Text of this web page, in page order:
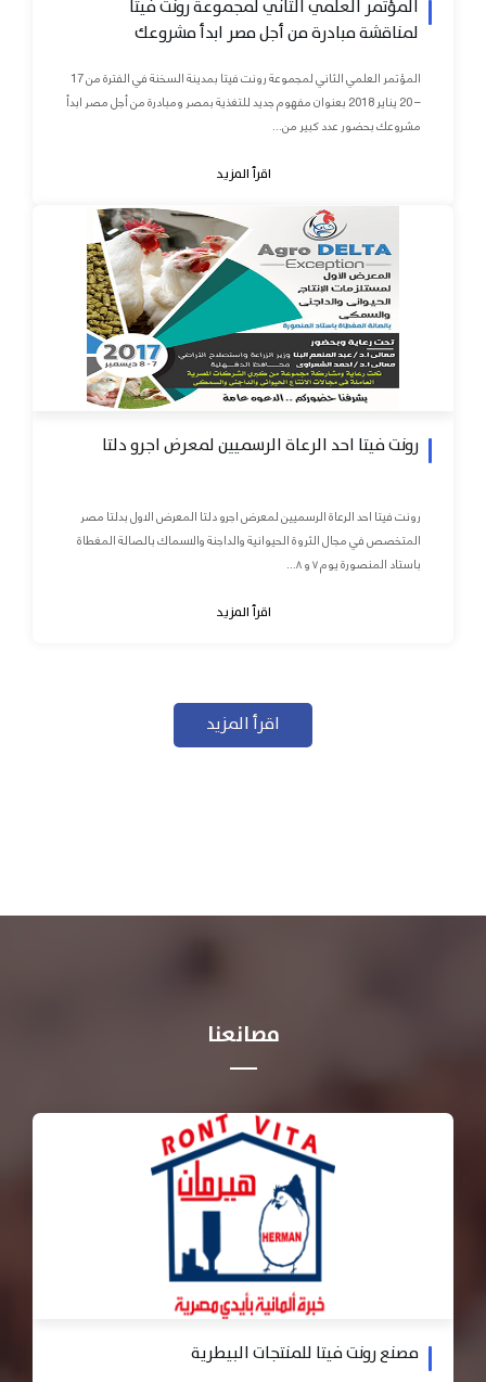
المؤتمر العلمي الثاني لمجموعة رونت فيتا
لمناقشة مبادرة من أجل مصر ابدأ مشروعك
المؤتمر العلمي الثاني لمجموعة رونت فيتا بمدينة السخنة في الفترة من 17
– 20 يناير 2018 بعنوان مفهوم جديد للتغذية بمصر ومبادرة من أجل مصر ابدأ
مشروعك بحضور عدد كبير من...
اقرأ المزيد
رونت فيتا احد الرعاة الرسميين لمعرض اجرو دلتا
رونت فيتا احد الرعاة الرسميين لمعرض اجرو دلتا المعرض الاول بدلتا مصر
المتخصص في مجال الثروة الحيوانية والداجنة والاسماك بالصالة المغطاة
باستاد المنصورة يوم ٧ و ٨...
اقرأ المزيد
اقرأ المزيد
مصانعنا
مصنع رونت فيتا للمنتجات البيطرية